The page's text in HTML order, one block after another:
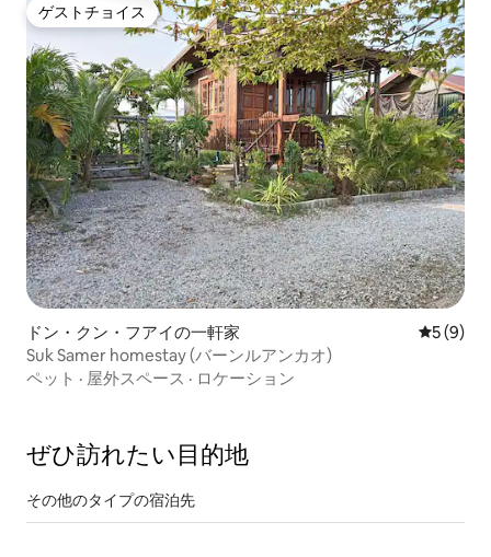
ゲストチョイス
ゲストチョイス
ドン・クン・フアイの一軒家 レビュー
5 (9)
Suk Samer homestay (バーンルアンカオ)
ペット · 屋外スペース · ロケーション
ぜひ訪⁠れ⁠た⁠い目⁠的⁠地
その他のタ⁠イ⁠プ⁠の宿⁠泊⁠先